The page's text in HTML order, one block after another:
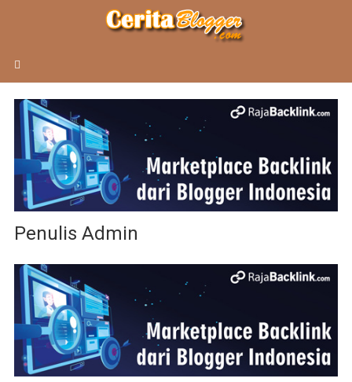
Penulis Admin